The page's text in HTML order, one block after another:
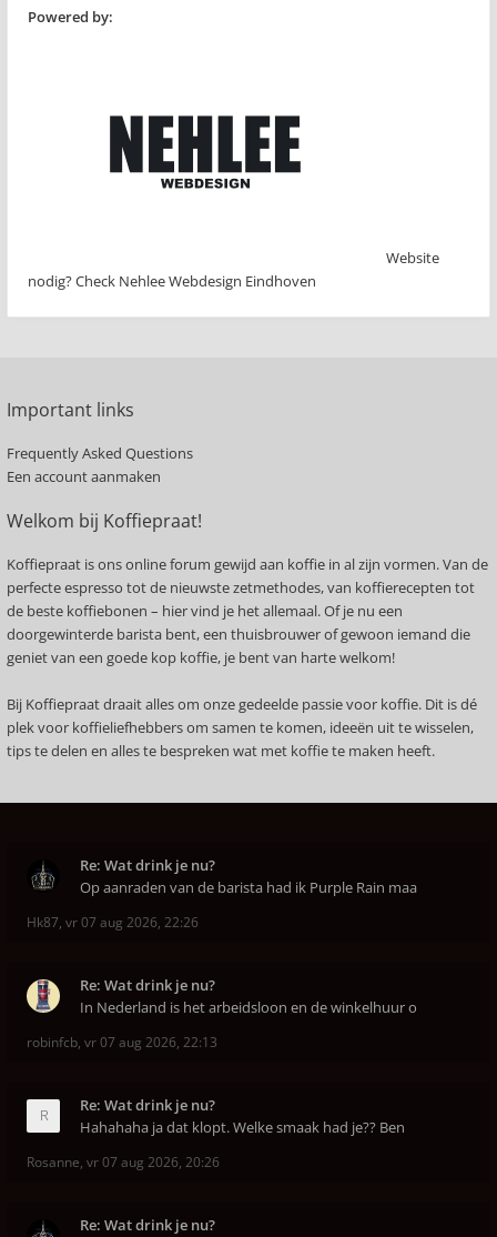
Powered by:
Website
nodig? Check Nehlee Webdesign Eindhoven
Important links
Frequently Asked Questions
Een account aanmaken
Welkom bij Koffiepraat!
Koffiepraat is ons online forum gewijd aan koffie in al zijn vormen. Van de
perfecte espresso tot de nieuwste zetmethodes, van koffierecepten tot
de beste koffiebonen – hier vind je het allemaal. Of je nu een
doorgewinterde barista bent, een thuisbrouwer of gewoon iemand die
geniet van een goede kop koffie, je bent van harte welkom!
Bij Koffiepraat draait alles om onze gedeelde passie voor koffie. Dit is dé
plek voor koffieliefhebbers om samen te komen, ideeën uit te wisselen,
tips te delen en alles te bespreken wat met koffie te maken heeft.
Re: Wat drink je nu?
Op aanraden van de barista had ik Purple Rain maa
Hk87, vr 07 aug 2026, 22:26
Re: Wat drink je nu?
In Nederland is het arbeidsloon en de winkelhuur o
robinfcb, vr 07 aug 2026, 22:13
Re: Wat drink je nu?
Hahahaha ja dat klopt. Welke smaak had je?? Ben
Rosanne, vr 07 aug 2026, 20:26
Re: Wat drink je nu?